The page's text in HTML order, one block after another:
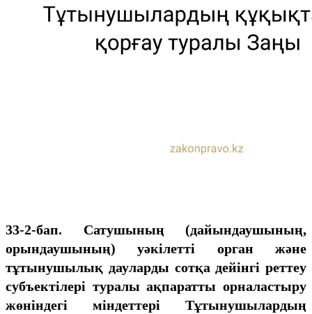
33-2-бап. Сатушының (дайындаушының,
орындаушының) уәкілетті орган және
тұтынушылық дауларды сотқа дейінгі реттеу
субъектілері туралы ақпаратты орналастыру
жөніндегі міндеттері
Тұтынушылардың